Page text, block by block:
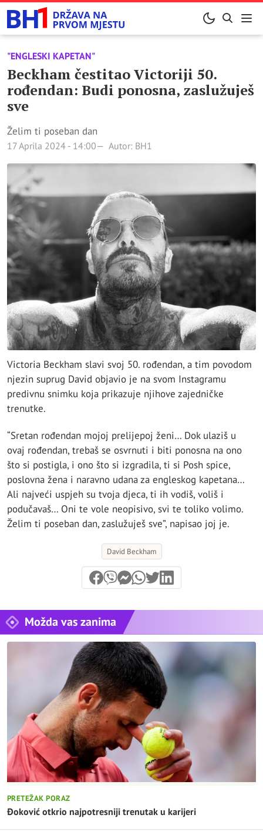
"ENGLESKI KAPETAN"
Beckham čestitao Victoriji 50.
rođendan: Budi ponosna, zaslužuješ
sve
Želim ti poseban dan
17 Aprila 2024 - 14:00 Autor: BH1
Victoria Beckham slavi svoj 50. rođendan, a tim povodom
njezin suprug David objavio je na svom Instagramu
predivnu snimku koja prikazuje njihove zajedničke
trenutke.
“Sretan rođendan mojoj prelijepoj ženi… Dok ulaziš u
ovaj rođendan, trebaš se osvrnuti i biti ponosna na ono
što si postigla, i ono što si izgradila, ti si Posh spice,
poslovna žena i naravno udana za engleskog kapetana…
Ali najveći uspjeh su tvoja djeca, ti ih vodiš, voliš i
podučavaš… Oni te vole neopisivo, svi te toliko volimo.
Želim ti poseban dan, zaslužuješ sve”, napisao joj je.
David Beckham
Možda vas zanima
PRETEŽAK PORAZ
Đoković otkrio najpotresniji trenutak u karijeri